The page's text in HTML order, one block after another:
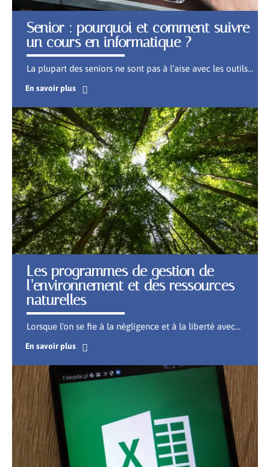
Senior : pourquoi et comment suivre
un cours en informatique ?
La plupart des seniors ne sont pas à l’aise avec les outils…
En savoir plus
Les programmes de gestion de
l’environnement et des ressources
naturelles
Lorsque l'on se fie à la négligence et à la liberté avec…
En savoir plus